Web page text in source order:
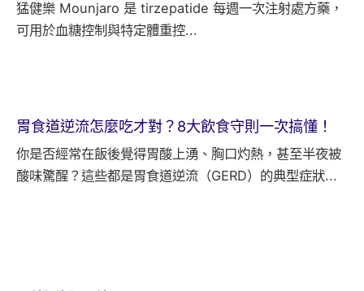
猛健樂 Mounjaro 是 tirzepatide 每週一次注射處方藥，
可用於血糖控制與特定體重控...
胃食道逆流怎麼吃才對？8大飲食守則一次搞懂！
你是否經常在飯後覺得胃酸上湧、胸口灼熱，甚至半夜被
酸味驚醒？這些都是胃食道逆流（GERD）的典型症狀...